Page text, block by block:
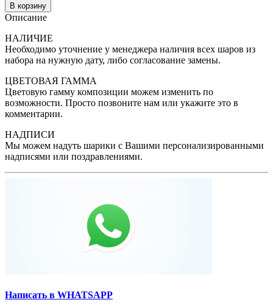
В корзину
Описание
НАЛИЧИЕ
Необходимо уточнение у менеджера наличия всех шаров из
набора на нужную дату, либо согласование замены.
ЦВЕТОВАЯ ГАММА
Цветовую гамму композиции можем изменить по
возможности. Просто позвоните нам или укажите это в
комментарии.
НАДПИСИ
Мы можем надуть шарики с Вашими персонализированными
надписями или поздравлениями.
Написать в WHATSAPP